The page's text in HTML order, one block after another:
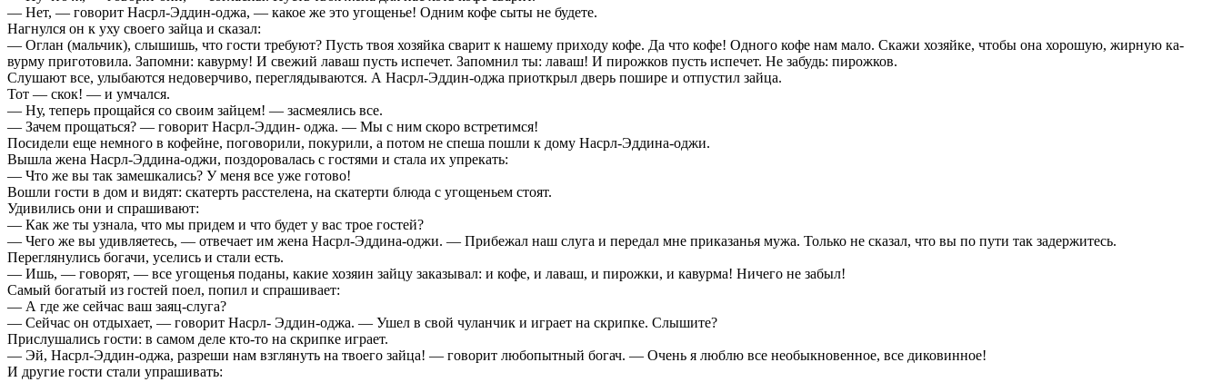
— Нет, — говорит Насрл-Эддин-оджа, — какое же это угощенье! Одним кофе сыты не будете.
Нагнулся он к уху своего зайца и сказал:
— Оглан (мальчик), слышишь, что гости требуют? Пусть твоя хозяйка сварит к нашему приходу кофе. Да что кофе! Одного кофе нам мало. Скажи хозяйке, чтобы она хорошую, жирную ка-
вурму приготовила. Запомни: кавурму! И свежий лаваш пусть испечет. Запомнил ты: лаваш! И пирожков пусть испечет. Не забудь: пирожков.
Слушают все, улыбаются недоверчиво, переглядываются. А Насрл-Эддин-оджа приоткрыл дверь пошире и отпустил зайца.
Тот — скок! — и умчался.
— Ну, теперь прощайся со своим зайцем! — засмеялись все.
— Зачем прощаться? — говорит Насрл-Эддин- оджа. — Мы с ним скоро встретимся!
Посидели еще немного в кофейне, поговорили, покурили, а потом не спеша пошли к дому Насрл-Эддина-оджи.
Вышла жена Насрл-Эддина-оджи, поздоровалась с гостями и стала их упрекать:
— Что же вы так замешкались? У меня все уже готово!
Вошли гости в дом и видят: скатерть расстелена, на скатерти блюда с угощеньем стоят.
Удивились они и спрашивают:
— Как же ты узнала, что мы придем и что будет у вас трое гостей?
— Чего же вы удивляетесь, — отвечает им жена Насрл-Эддина-оджи. — Прибежал наш слуга и передал мне приказанья мужа. Только не сказал, что вы по пути так задержитесь.
Переглянулись богачи, уселись и стали есть.
— Ишь, — говорят, — все угощенья поданы, какие хозяин зайцу заказывал: и кофе, и лаваш, и пирожки, и кавурма! Ничего не забыл!
Самый богатый из гостей поел, попил и спрашивает:
— А где же сейчас ваш заяц-слуга?
— Сейчас он отдыхает, — говорит Насрл- Эддин-оджа. — Ушел в свой чуланчик и играет на скрипке. Слышите?
Прислушались гости: в самом деле кто-то на скрипке играет.
— Эй, Насрл-Эддин-оджа, разреши нам взглянуть на твоего зайца! — говорит любопытный богач. — Очень я люблю все необыкновенное, все диковинное!
И другие гости стали упрашивать: